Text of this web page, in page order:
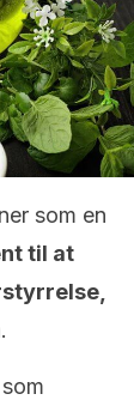
som en
til at